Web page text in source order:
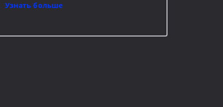
Узнать больше